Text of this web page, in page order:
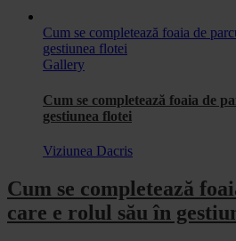
Cum se completează foaia de
gestiunea flotei
Gallery
Cum se completează foaia de
gestiunea flotei
Viziunea Dacris
Cum se completează
care e rolul său în